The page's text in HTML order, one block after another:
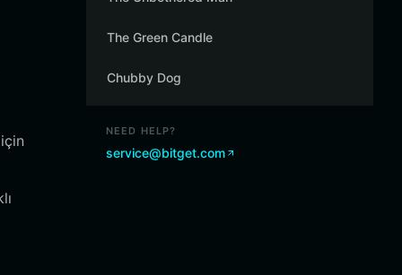
The Green Candle
Chubby Dog
NEED HELP?
service@bitget.com